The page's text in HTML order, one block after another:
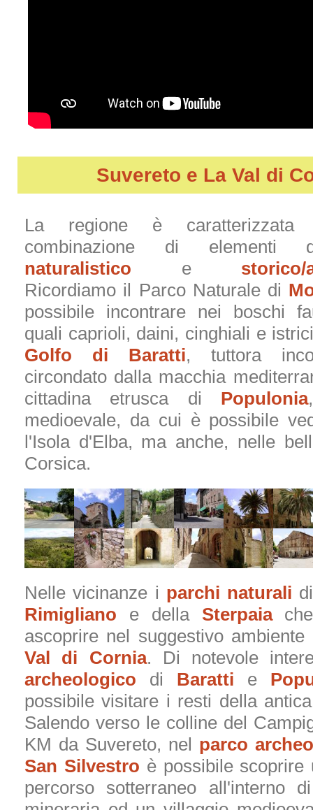
Suvereto e La Val di
La regione è caratterizzata
combinazione di elementi
naturalistico e storico/
Ricordiamo il Parco Naturale di
possibile incontrare nei boschi
quali caprioli, daini, cinghiali e
Golfo di Baratti, tuttora
circondato dalla macchia
cittadina etrusca di Populonia
medioevale, da cui è possibile
l'Isola d'Elba, ma anche, nelle
Corsica.
Nelle vicinanze i parchi naturali
Rimigliano e della Sterpaiache
ascoprire nel suggestivo ambiente
Val di Cornia. Di notevole
archeologico di Baratti e
possibile visitare i resti della
Salendo verso le colline del
KM da Suvereto, nel parco
San Silvestro è possibile scoprire
percorso sotterraneo all'interno